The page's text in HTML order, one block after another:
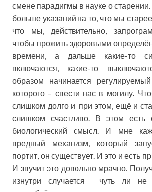
смене парадигмы в науке о
больше указаний на то, что мы
что мы, действительно,
чтобы прожить здоровыми
времени, а дальше какие-то
включаются, какие-то
образом начинается
которого – свести нас в могилу.
слишком долго и, при этом, ещё и
слишком счастливо. В этом есть
биологический смысл. И мне
вредный механизм, который
портит, он существует. И это и есть
И звучит это довольно мрачно.
изнутри случается чуть ли не